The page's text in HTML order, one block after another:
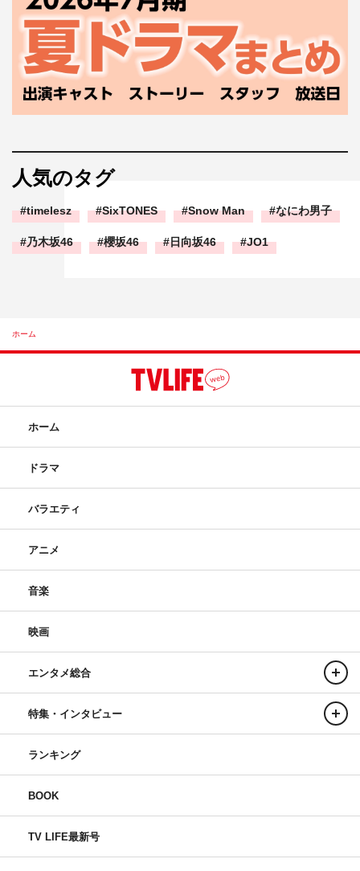
人気のタグ
timelesz SixTONES Snow Man なにわ男子
乃木坂46 櫻坂46 日向坂46 JO1
ホーム
ホーム
ドラマ
バラエティ
アニメ
音楽
映画
エンタメ総合
特集・インタビュー
ランキング
BOOK
TV LIFE最新号